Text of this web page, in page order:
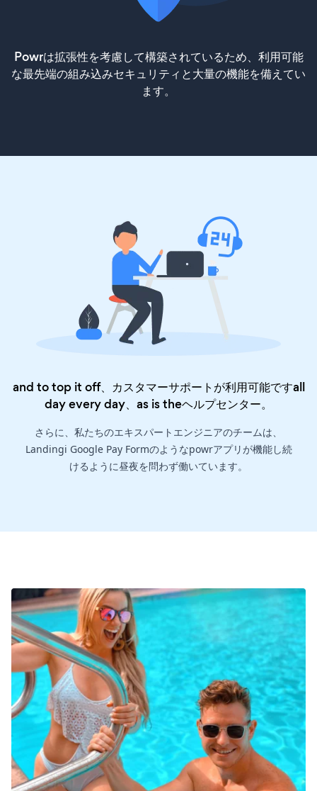
Powrは拡張性を考慮して構築されているため、利用可能
な最先端の組み込みセキュリティと大量の機能を備えてい
ます。
and to top it off、カスタマーサポートが利用可能ですall
day every day、as is theヘルプセンター。
さらに、私たちのエキスパートエンジニアのチームは、
Landingi Google Pay Formのようなpowrアプリが機能し続
けるように昼夜を問わず働いています。